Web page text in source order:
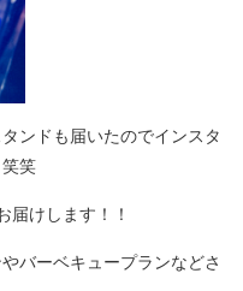
ンドも届いたのでインスタ
笑
届けします！！
バーベキュープランなどさ